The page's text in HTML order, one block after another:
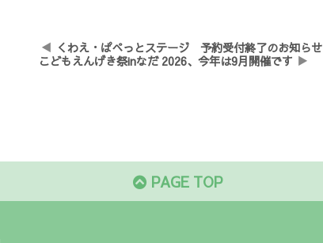
くわえ・ぱぺっとステージ 予約受付終了のお知らせ
こどもえんげき祭inなだ 2026、今年は9月開催です
PAGE TOP